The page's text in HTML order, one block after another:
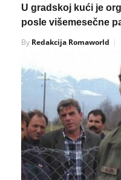
U gradskoj kući je
posle višemesečne
By Redakcija Romaworld